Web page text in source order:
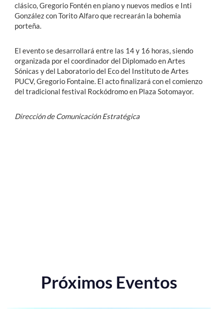
clásico, Gregorio Fontén en piano y nuevos medios e Inti
González con Torito Alfaro que recrearán la bohemia
porteña.
El evento se desarrollará entre las 14 y 16 horas, siendo
organizada por el coordinador del Diplomado en Artes
Sónicas y del Laboratorio del Eco del Instituto de Artes
PUCV, Gregorio Fontaine. El acto finalizará con el comienzo
del tradicional festival Rockódromo en Plaza Sotomayor.
Dirección de Comunicación Estratégica
Próximos Eventos